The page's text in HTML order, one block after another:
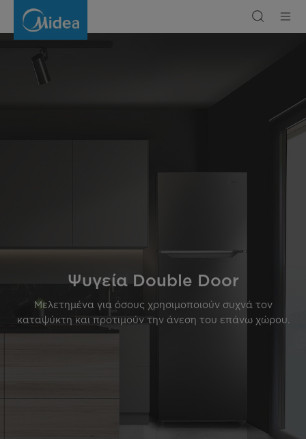
Ψυγεία Double Door
Μελετημένα για όσους χρησιμοποιούν συχνά τον
καταψύκτη και προτιμούν την άνεση του επάνω χώρου.